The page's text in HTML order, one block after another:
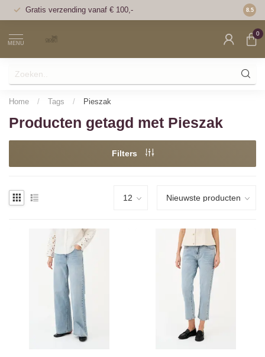
Gratis verzending vanaf € 100,- Voor
8.5
MENU
0
Home / Tags / Pieszak
Producten getagd met Pieszak
Filters